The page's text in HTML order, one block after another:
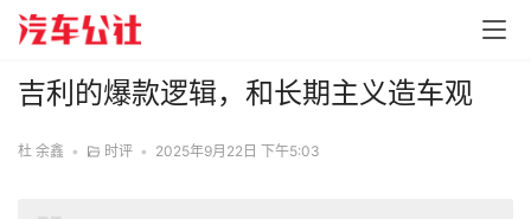
吉利的爆款逻辑，和长期主义造车观
杜 余鑫 • 时评 • 2025年9月22日 下午5:03